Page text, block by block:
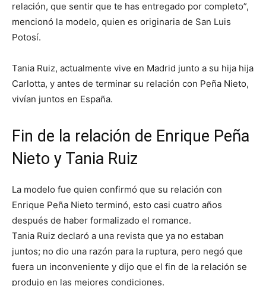
relación, que sentir que te has entregado por completo”,
mencionó la modelo, quien es originaria de San Luis
Potosí.
Tania Ruiz, actualmente vive en Madrid junto a su hija hija
Carlotta, y antes de terminar su relación con Peña Nieto,
vivían juntos en España.
Fin de la relación de Enrique Peña
Nieto y Tania Ruiz
La modelo fue quien confirmó que su relación con
Enrique Peña Nieto terminó, esto casi cuatro años
después de haber formalizado el romance.
Tania Ruiz declaró a una revista que ya no estaban
juntos; no dio una razón para la ruptura, pero negó que
fuera un inconveniente y dijo que el fin de la relación se
produjo en las mejores condiciones.